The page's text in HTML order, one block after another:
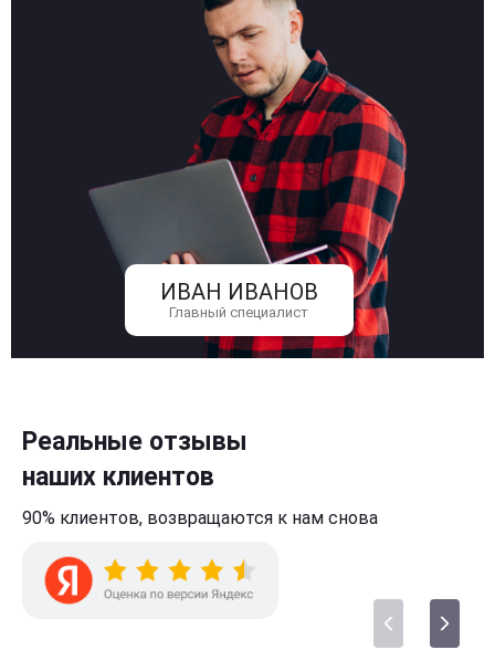
ИВАН ИВАНОВ
Главный специалист
Реальные отзывы
наших клиентов
90% клиентов, возвращаются к нам снова